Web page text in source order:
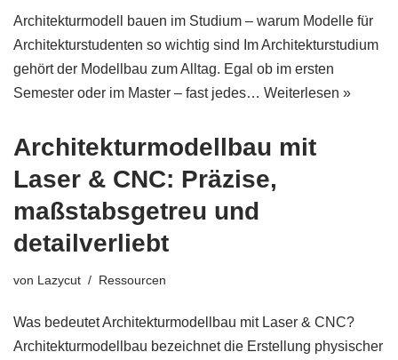
Architekturmodell bauen im Studium – warum Modelle für
Architekturstudenten so wichtig sind Im Architekturstudium
gehört der Modellbau zum Alltag. Egal ob im ersten
Semester oder im Master – fast jedes… Weiterlesen »
Architekturmodellbau mit
Laser & CNC: Präzise,
maßstabsgetreu und
detailverliebt
von Lazycut Ressourcen
Was bedeutet Architekturmodellbau mit Laser & CNC?
Architekturmodellbau bezeichnet die Erstellung physischer